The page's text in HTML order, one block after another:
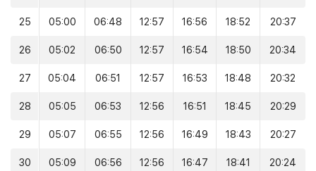
25 05:00 06:48 12:57 16:56 18:52 20:37
26 05:02 06:50 12:57 16:54 18:50 20:34
27 05:04 06:51 12:57 16:53 18:48 20:32
28 05:05 06:53 12:56 16:51 18:45 20:29
29 05:07 06:55 12:56 16:49 18:43 20:27
30 05:09 06:56 12:56 16:47 18:41 20:24